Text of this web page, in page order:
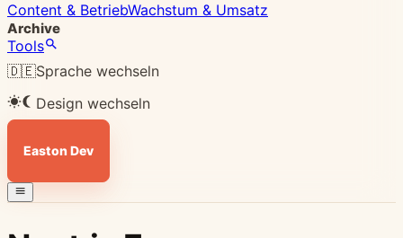
Content & BetriebWachstum & Umsatz
Archive
Tools
🇩🇪Sprache wechseln
Design wechseln
Easton Dev